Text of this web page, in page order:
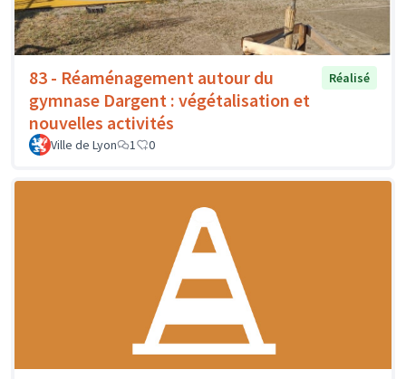
83 - Réaménagement autour du
gymnase Dargent : végétalisation et
nouvelles activités
Réalisé
Ville de Lyon 1 0